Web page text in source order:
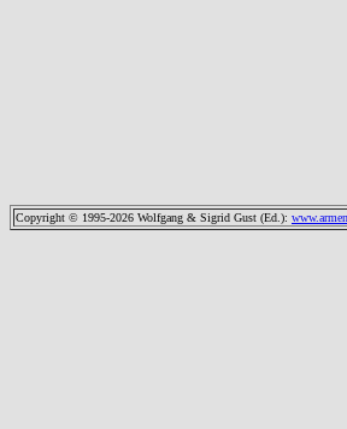
Copyright © 1995-2026 Wolfgang & Sigrid Gust (Ed.):